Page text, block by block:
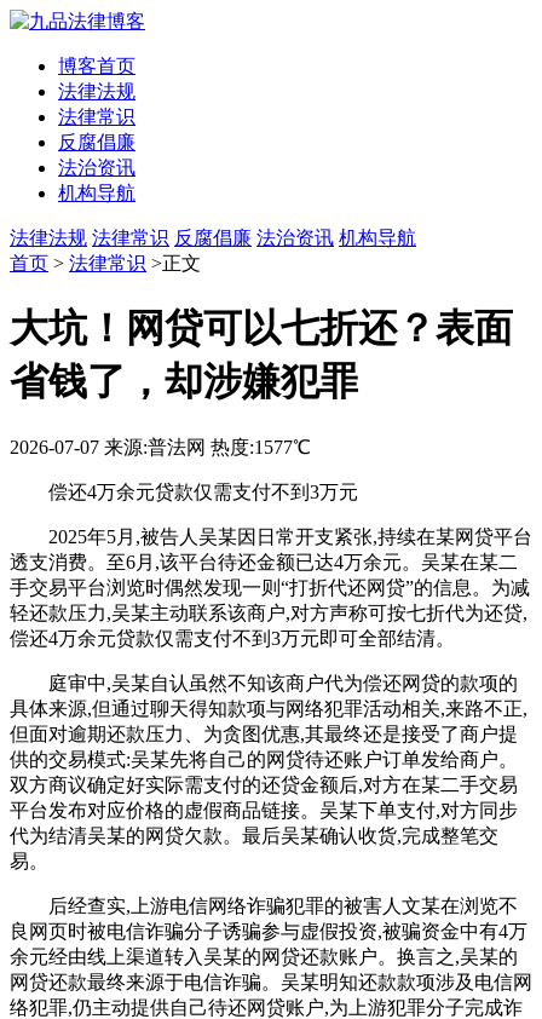
博客首页
法律法规
法律常识
反腐倡廉
法治资讯
机构导航
法律法规 法律常识 反腐倡廉 法治资讯 机构导航
首页 > 法律常识 >正文
大坑！网贷可以七折还？表面
省钱了，却涉嫌犯罪
2026-07-07 来源:普法网 热度:1577℃
偿还4万余元贷款仅需支付不到3万元
2025年5月,被告人吴某因日常开支紧张,持续在某网贷平台
透支消费。至6月,该平台待还金额已达4万余元。吴某在某二
手交易平台浏览时偶然发现一则“打折代还网贷”的信息。为减
轻还款压力,吴某主动联系该商户,对方声称可按七折代为还贷,
偿还4万余元贷款仅需支付不到3万元即可全部结清。
庭审中,吴某自认虽然不知该商户代为偿还网贷的款项的
具体来源,但通过聊天得知款项与网络犯罪活动相关,来路不正,
但面对逾期还款压力、为贪图优惠,其最终还是接受了商户提
供的交易模式:吴某先将自己的网贷待还账户订单发给商户。
双方商议确定好实际需支付的还贷金额后,对方在某二手交易
平台发布对应价格的虚假商品链接。吴某下单支付,对方同步
代为结清吴某的网贷欠款。最后吴某确认收货,完成整笔交
易。
后经查实,上游电信网络诈骗犯罪的被害人文某在浏览不
良网页时被电信诈骗分子诱骗参与虚假投资,被骗资金中有4万
余元经由线上渠道转入吴某的网贷还款账户。换言之,吴某的
网贷还款最终来源于电信诈骗。吴某明知还款款项涉及电信网
络犯罪,仍主动提供自己待还网贷账户,为上游犯罪分子完成诈